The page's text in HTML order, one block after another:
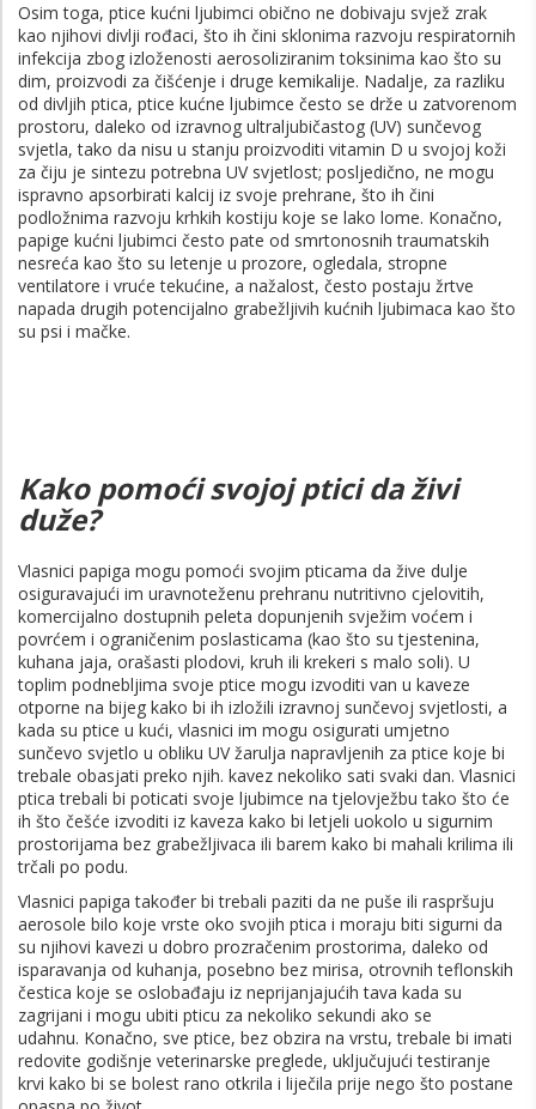
Osim toga, ptice kućni ljubimci obično ne dobivaju svjež zrak
kao njihovi divlji rođaci, što ih čini sklonima razvoju respiratornih
infekcija zbog izloženosti aerosoliziranim toksinima kao što su
dim, proizvodi za čišćenje i druge kemikalije. Nadalje, za razliku
od divljih ptica, ptice kućne ljubimce često se drže u zatvorenom
prostoru, daleko od izravnog ultraljubičastog (UV) sunčevog
svjetla, tako da nisu u stanju proizvoditi vitamin D u svojoj koži
za čiju je sintezu potrebna UV svjetlost; posljedično, ne mogu
ispravno apsorbirati kalcij iz svoje prehrane, što ih čini
podložnima razvoju krhkih kostiju koje se lako lome. Konačno,
papige kućni ljubimci često pate od smrtonosnih traumatskih
nesreća kao što su letenje u prozore, ogledala, stropne
ventilatore i vruće tekućine, a nažalost, često postaju žrtve
napada drugih potencijalno grabežljivih kućnih ljubimaca kao što
su psi i mačke.
Kako pomoći svojoj ptici da živi
duže?
Vlasnici papiga mogu pomoći svojim pticama da žive dulje
osiguravajući im uravnoteženu prehranu nutritivno cjelovitih,
komercijalno dostupnih peleta dopunjenih svježim voćem i
povrćem i ograničenim poslasticama (kao što su tjestenina,
kuhana jaja, orašasti plodovi, kruh ili krekeri s malo soli). U
toplim podnebljima svoje ptice mogu izvoditi van u kaveze
otporne na bijeg kako bi ih izložili izravnoj sunčevoj svjetlosti, a
kada su ptice u kući, vlasnici im mogu osigurati umjetno
sunčevo svjetlo u obliku UV žarulja napravljenih za ptice koje bi
trebale obasjati preko njih. kavez nekoliko sati svaki dan. Vlasnici
ptica trebali bi poticati svoje ljubimce na tjelovježbu tako što će
ih što češće izvoditi iz kaveza kako bi letjeli uokolo u sigurnim
prostorijama bez grabežljivaca ili barem kako bi mahali krilima ili
trčali po podu.
Vlasnici papiga također bi trebali paziti da ne puše ili raspršuju
aerosole bilo koje vrste oko svojih ptica i moraju biti sigurni da
su njihovi kavezi u dobro prozračenim prostorima, daleko od
isparavanja od kuhanja, posebno bez mirisa, otrovnih teflonskih
čestica koje se oslobađaju iz neprijanjajućih tava kada su
zagrijani i mogu ubiti pticu za nekoliko sekundi ako se
udahnu. Konačno, sve ptice, bez obzira na vrstu, trebale bi imati
redovite godišnje veterinarske preglede, uključujući testiranje
krvi kako bi se bolest rano otkrila i liječila prije nego što postane